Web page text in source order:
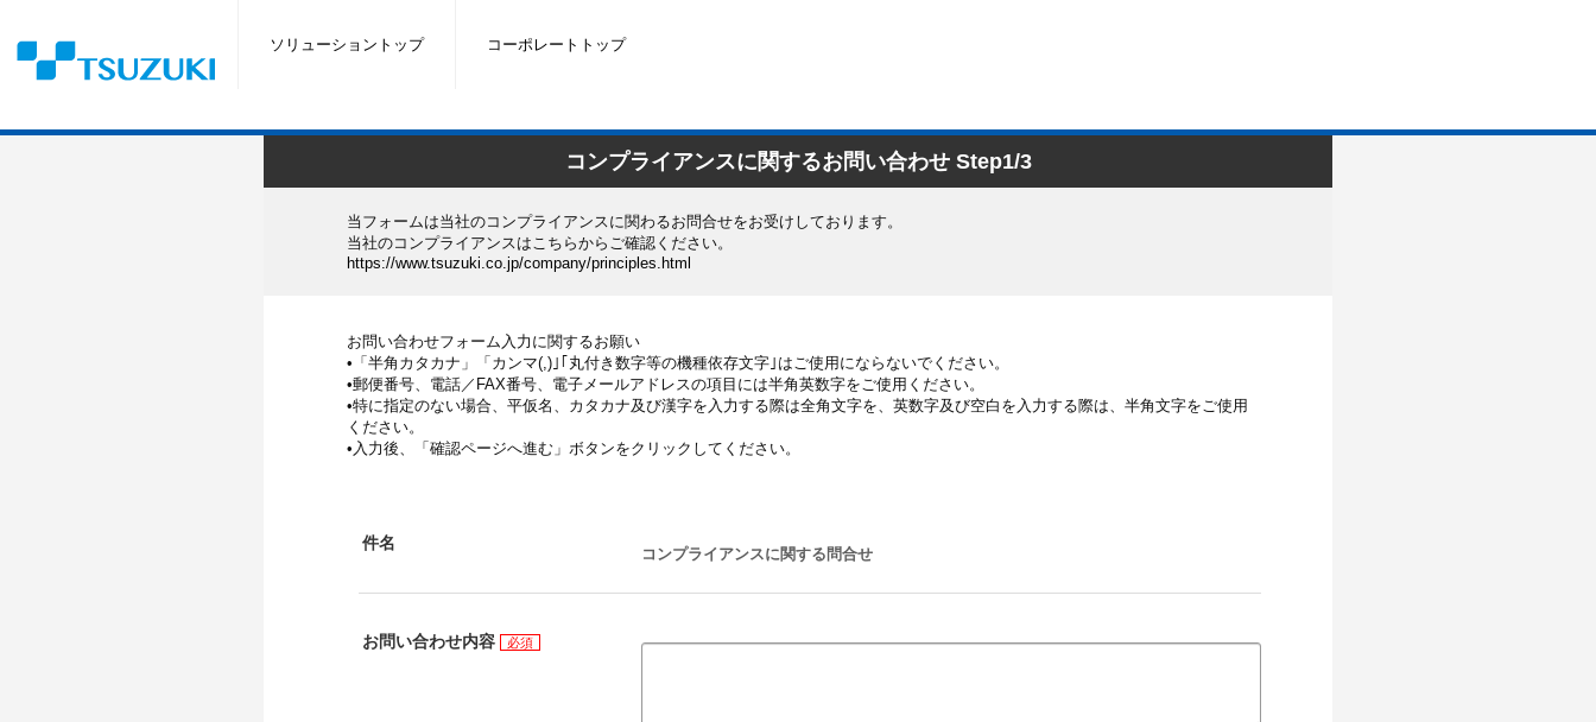
ソリューショントップ コーポレートトップ
コンプライアンスに関するお問い合わせ Step1/3
当フォームは当社のコンプライアンスに関わるお問合せをお受けしております。
当社のコンプライアンスはこちらからご確認ください。
https://www.tsuzuki.co.jp/company/principles.html
お問い合わせフォーム入力に関するお願い
•「半角カタカナ」「カンマ(,)｣｢丸付き数字等の機種依存文字｣はご使用にならないでください。
•郵便番号、電話／FAX番号、電子メールアドレスの項目には半角英数字をご使用ください。
•特に指定のない場合、平仮名、カタカナ及び漢字を入力する際は全角文字を、英数字及び空白を入力する際は、半角文字をご使用
ください。
•入力後、「確認ページへ進む」ボタンをクリックしてください。
件名
コンプライアンスに関する問合せ
お問い合わせ内容 必須